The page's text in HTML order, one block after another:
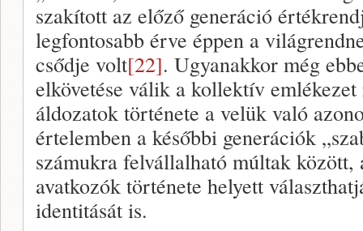
szakított az előző generáció
legfontosabb érve éppen a
csődje volt[22]. Ugyanakkor még
elkövetése válik a kollektív emlékezet
áldozatok története a velük való
értelemben a későbbi generációk
számukra felvállalható múltak között,
avatkozók története helyett
identitását is.